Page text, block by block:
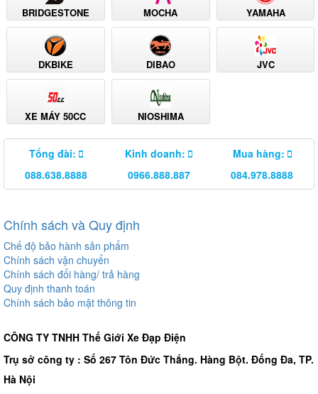
BRIDGESTONE MOCHA YAMAHA
DKBIKE DIBAO JVC
XE MÁY 50CC NIOSHIMA
Tổng đài:
088.638.8888
Kinh doanh:
0966.888.887
Mua hàng:
084.978.8888
Chính sách và Quy định
Chế độ bảo hành sản phẩm
Chính sách vận chuyển
Chính sách đổi hàng/ trả hàng
Quy định thanh toán
Chính sách bảo mật thông tin
CÔNG TY TNHH Thế Giới Xe Đạp Điện
Trụ sở công ty : Số 267 Tôn Đức Thắng. Hàng Bột. Đống Đa, TP.
Hà Nội